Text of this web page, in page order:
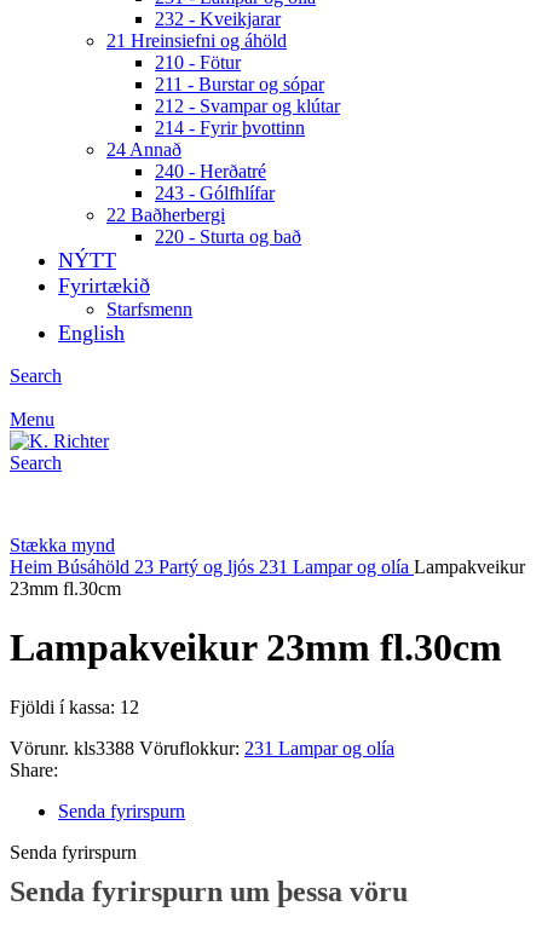
232 - Kveikjarar
21 Hreinsiefni og áhöld
210 - Fötur
211 - Burstar og sópar
212 - Svampar og klútar
214 - Fyrir þvottinn
24 Annað
240 - Herðatré
243 - Gólfhlífar
22 Baðherbergi
220 - Sturta og bað
NÝTT
Fyrirtækið
Starfsmenn
English
Search
Menu
Search
Stækka mynd
Heim Búsáhöld 23 Partý og ljós 231 Lampar og olía Lampakveikur
23mm fl.30cm
Lampakveikur 23mm fl.30cm
Fjöldi í kassa: 12
Vörunr. kls3388 Vöruflokkur: 231 Lampar og olía
Share:
Senda fyrirspurn
Senda fyrirspurn
fyrirspurn
Senda fyrirspurn um þessa vöru